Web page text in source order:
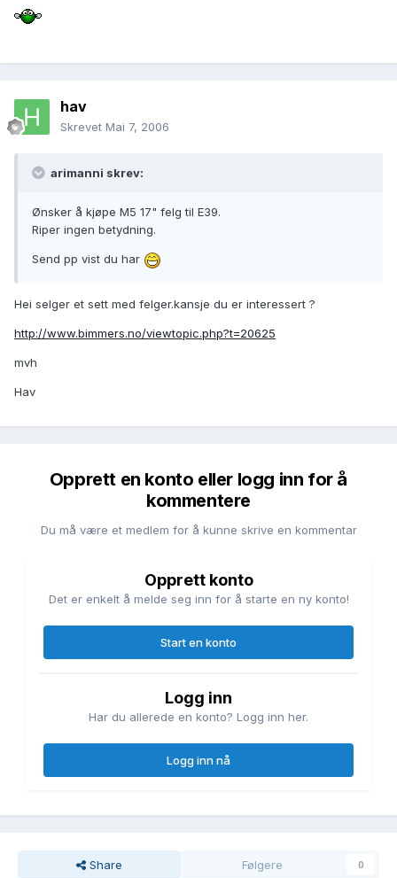
hav
Skrevet Mai 7, 2006
arimanni skrev:
Ønsker å kjøpe M5 17" felg til E39.
Riper ingen betydning.
Send pp vist du har
Hei selger et sett med felger.kansje du er interessert ?
http://www.bimmers.no/viewtopic.php?t=20625
mvh
Hav
Opprett en konto eller logg inn for å
kommentere
Du må være et medlem for å kunne skrive en kommentar
Opprett konto
Det er enkelt å melde seg inn for å starte en ny konto!
Start en konto
Logg inn
Har du allerede en konto? Logg inn her.
Logg inn nå
Share Følgere 0